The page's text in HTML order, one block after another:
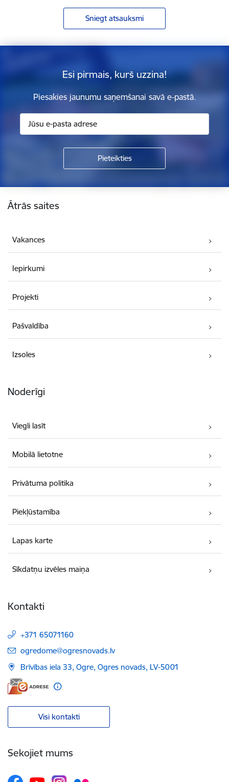
Sniegt atsauksmi
Esi pirmais, kurš uzzina!
Piesakies jaunumu saņemšanai savā e-pastā.
Ātrās saites
Vakances
Iepirkumi
Projekti
Pašvaldība
Izsoles
Noderīgi
Viegli lasīt
Mobilā lietotne
Privātuma politika
Piekļūstamība
Lapas karte
Sīkdatņu izvēles maiņa
Kontakti
+371 65071160
E-pasts:
ogredome@ogresnovads.lv
Brīvības iela 33, Ogre, Ogres novads, LV-5001
Visi kontakti
Sekojiet mums